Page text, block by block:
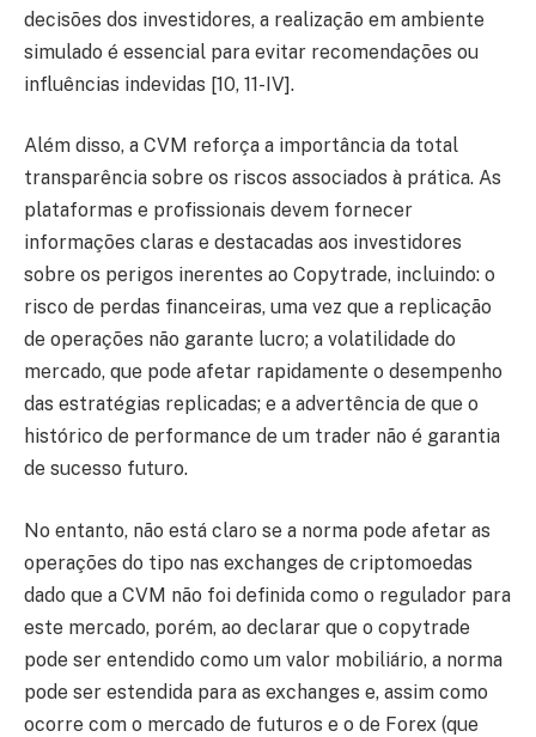
decisões dos investidores, a realização em ambiente
simulado é essencial para evitar recomendações ou
influências indevidas [10, 11-IV].
Além disso, a CVM reforça a importância da total
transparência sobre os riscos associados à prática. As
plataformas e profissionais devem fornecer
informações claras e destacadas aos investidores
sobre os perigos inerentes ao Copytrade, incluindo: o
risco de perdas financeiras, uma vez que a replicação
de operações não garante lucro; a volatilidade do
mercado, que pode afetar rapidamente o desempenho
das estratégias replicadas; e a advertência de que o
histórico de performance de um trader não é garantia
de sucesso futuro.
No entanto, não está claro se a norma pode afetar as
operações do tipo nas exchanges de criptomoedas
dado que a CVM não foi definida como o regulador para
este mercado, porém, ao declarar que o copytrade
pode ser entendido como um valor mobiliário, a norma
pode ser estendida para as exchanges e, assim como
ocorre com o mercado de futuros e o de Forex (que